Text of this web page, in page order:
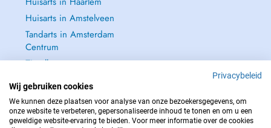
Huisarts in Amstelveen
Tandarts in Amsterdam
Centrum
Zie alle →
Privacybeleid
Wij gebruiken cookies
We kunnen deze plaatsen voor analyse van onze bezoekersgegevens, om
onze website te verbeteren, gepersonaliseerde inhoud te tonen en om u een
geweldige website-ervaring te bieden. Voor meer informatie over de cookies